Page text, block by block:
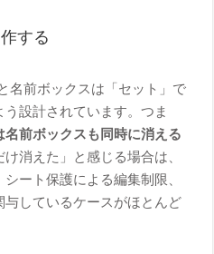
する
名前ボックスは「セット」で
設計されています。つま
前ボックスも同時に消える
消えた」と感じる場合は、
ート保護による編集制限、
しているケースがほとんど